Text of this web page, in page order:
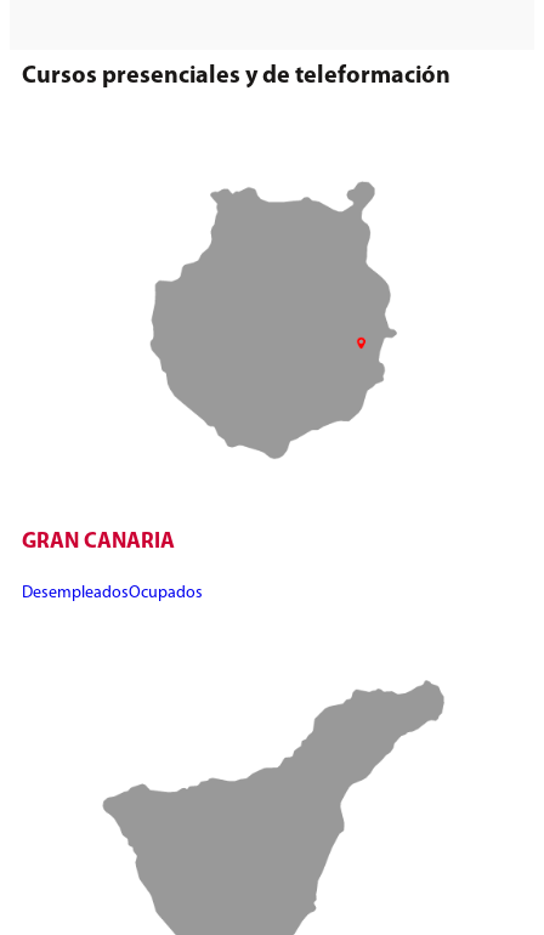
Cursos presenciales y de teleformación
GRAN CANARIA
DesempleadosOcupados